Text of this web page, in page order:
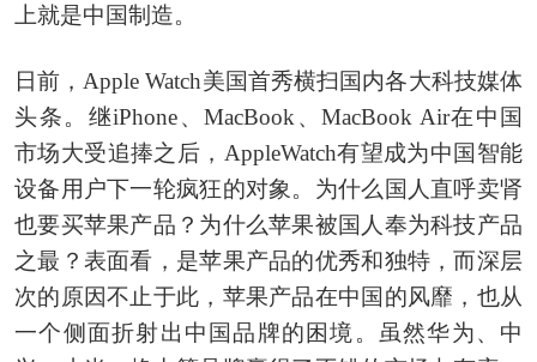
上就是中国制造。
日前，Apple Watch美国首秀横扫国内各大科技媒体
头条。继iPhone、MacBook、MacBook Air在中国
市场大受追捧之后，AppleWatch有望成为中国智能
设备用户下一轮疯狂的对象。为什么国人直呼卖肾
也要买苹果产品？为什么苹果被国人奉为科技产品
之最？表面看，是苹果产品的优秀和独特，而深层
次的原因不止于此，苹果产品在中国的风靡，也从
一个侧面折射出中国品牌的困境。虽然华为、中